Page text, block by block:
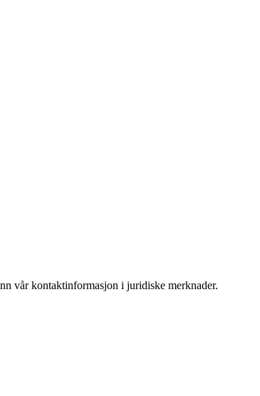
vår kontaktinformasjon i juridiske merknader.